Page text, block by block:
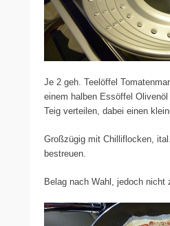
Je 2 geh. Teelöffel
einem halben Essöffel
Teig verteilen, dabei einen
Großzügig mit Chilliflocken,
bestreuen.
Belag nach Wahl, jedoch nicht